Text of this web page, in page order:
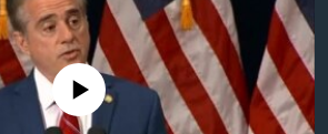
ຂ່າວsource currently available